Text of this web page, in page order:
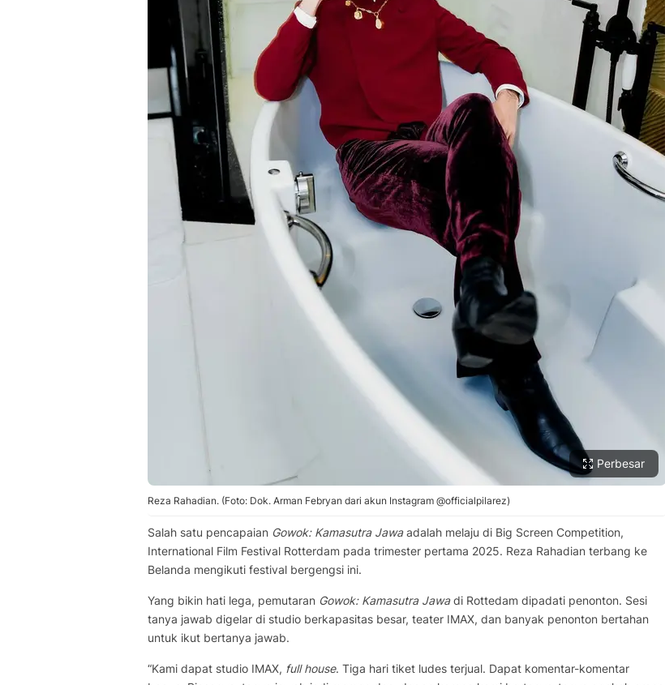
Perbesar
Reza Rahadian. (Foto: Dok. Arman Febryan dari akun Instagram @officialpilarez)
Salah satu pencapaian Gowok: Kamasutra Jawaadalah melaju di Big Screen Competition,
International Film Festival Rotterdam pada trimester pertama 2025. Reza Rahadian terbang ke
Belanda mengikuti festival bergengsi ini.
Yang bikin hati lega, pemutaran Gowok: Kamasutra Jawadi Rottedam dipadati penonton. Sesi
tanya jawab digelar di studio berkapasitas besar, teater IMAX, dan banyak penonton bertahan
untuk ikut bertanya jawab.
“Kami dapat studio IMAX, full house. Tiga hari tiket ludes terjual. Dapat komentar-komentar